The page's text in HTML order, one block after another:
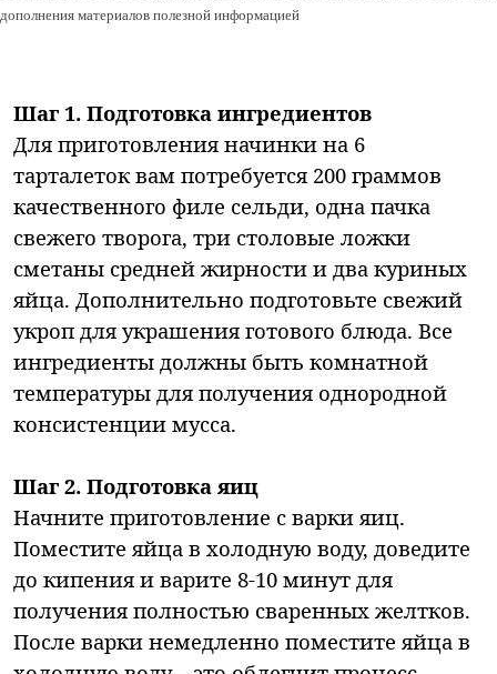
дополнения материалов полезной информацией
Шаг 1. Подготовка ингредиентов
Для приготовления начинки на 6
тарталеток вам потребуется 200 граммов
качественного филе сельди, одна пачка
свежего творога, три столовые ложки
сметаны средней жирности и два куриных
яйца. Дополнительно подготовьте свежий
укроп для украшения готового блюда. Все
ингредиенты должны быть комнатной
температуры для получения однородной
консистенции мусса.
Шаг 2. Подготовка яиц
Начните приготовление с варки яиц.
Поместите яйца в холодную воду, доведите
до кипения и варите 8-10 минут для
получения полностью сваренных желтков.
После варки немедленно поместите яйца в